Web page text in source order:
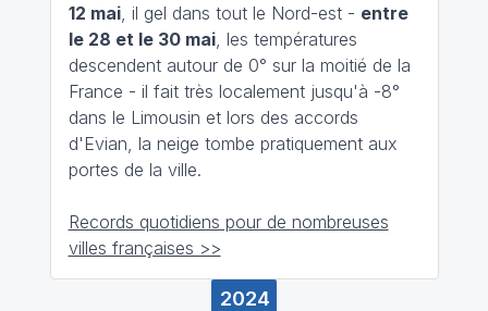
12 mai, il gel dans tout le Nord-est - entre
le 28 et le 30 mai, les températures
descendent autour de 0° sur la moitié de la
France - il fait très localement jusqu'à -8°
dans le Limousin et lors des accords
d'Evian, la neige tombe pratiquement aux
portes de la ville.
Records quotidiens pour de nombreuses
villes françaises >>
2024